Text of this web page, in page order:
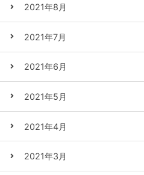
2021年8月
2021年7月
2021年6月
2021年5月
2021年4月
2021年3月